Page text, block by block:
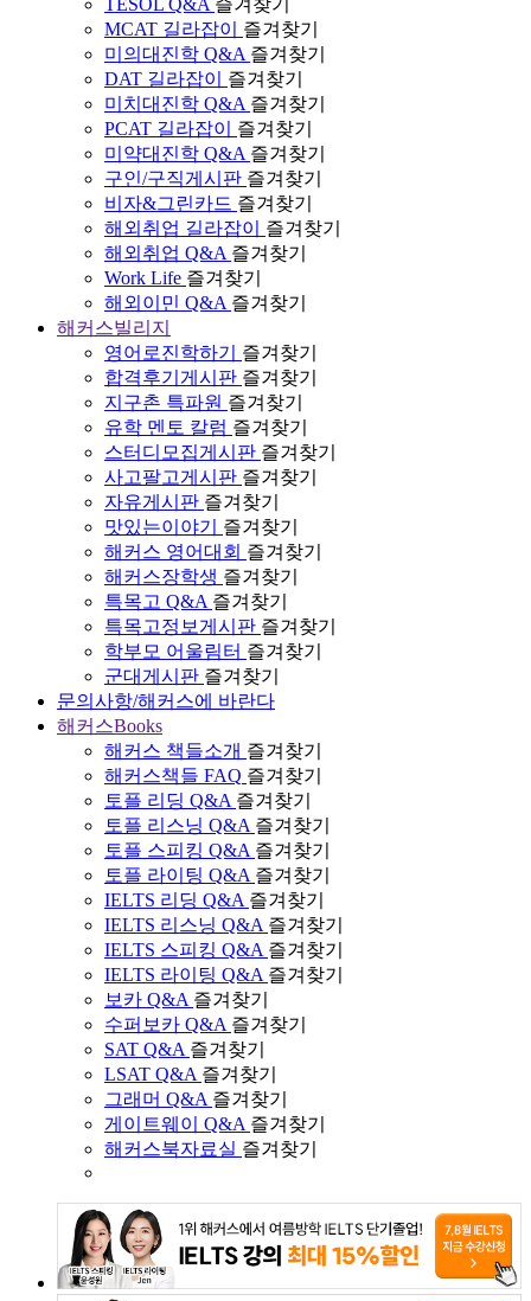
MCAT 길라잡이
즐겨찾기
미의대진학 Q&A 즐겨찾기
DAT 길라잡이
즐겨찾기
미치대진학 Q&A 즐겨찾기
PCAT 길라잡이
즐겨찾기
미약대진학 Q&A 즐겨찾기
구인/구직게시판 즐겨찾기
비자&그린카드 즐겨찾기
해외취업 길라잡이
즐겨찾기
해외취업 Q&A 즐겨찾기
Work Life 즐겨찾기
해외이민 Q&A 즐겨찾기
해커스빌리지
영어로진학하기
즐겨찾기
합격후기게시판 즐겨찾기
지구촌 특파원 즐겨찾기
유학 멘토 칼럼 즐겨찾기
스터디모집게시판 즐겨찾기
사고팔고게시판 즐겨찾기
자유게시판 즐겨찾기
맛있는이야기
즐겨찾기
해커스 영어대회 즐겨찾기
해커스장학생 즐겨찾기
특목고 Q&A 즐겨찾기
특목고정보게시판 즐겨찾기
학부모 어울림터 즐겨찾기
군대게시판 즐겨찾기
문의사항/해커스에 바란다
해커스Books
해커스 책들소개 즐겨찾기
해커스책들 FAQ 즐겨찾기
토플 리딩 Q&A 즐겨찾기
토플 리스닝 Q&A 즐겨찾기
토플 스피킹 Q&A 즐겨찾기
토플 라이팅 Q&A 즐겨찾기
IELTS 리딩 Q&A 즐겨찾기
IELTS 리스닝 Q&A 즐겨찾기
IELTS 스피킹 Q&A 즐겨찾기
IELTS 라이팅 Q&A 즐겨찾기
보카 Q&A 즐겨찾기
수퍼보카 Q&A 즐겨찾기
SAT Q&A 즐겨찾기
LSAT Q&A 즐겨찾기
그래머 Q&A 즐겨찾기
게이트웨이 Q&A 즐겨찾기
해커스북자료실 즐겨찾기